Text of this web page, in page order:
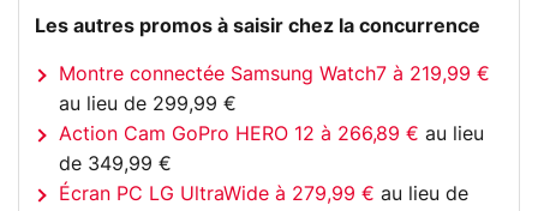
Les autres promos à saisir chez la concurrence
Montre connectée Samsung Watch7 à 219,99 €
au lieu de 299,99 €
Action Cam GoPro HERO 12 à 266,89 € au lieu
de 349,99 €
Écran PC LG UltraWide à 279,99 € au lieu de